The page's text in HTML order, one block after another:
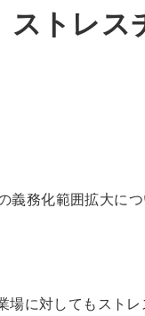
ストレ
務化範囲拡大につ
に対してもスト